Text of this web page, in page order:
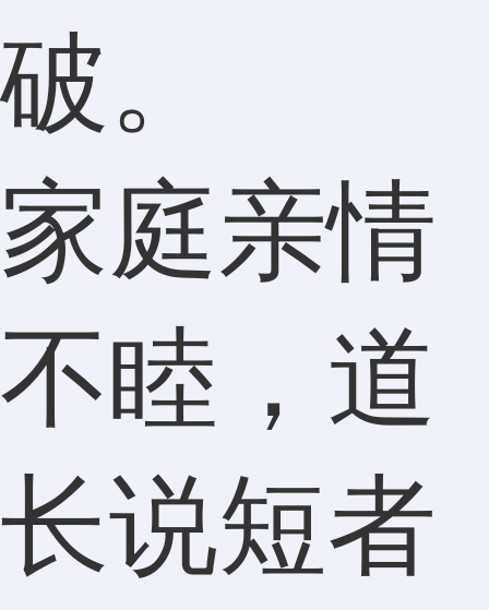
破。
家庭亲情
不睦，道
长说短者